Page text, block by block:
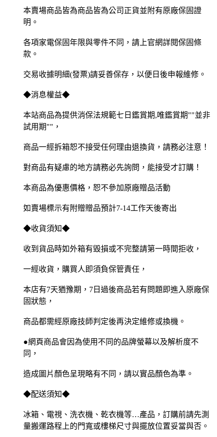
本賣場商品皆為商品皆為公司正貨並附有原廠保固證
明。
各項家電保固年限與零件不同，請上官網詳閱保固條
款。
交易收據明細(發票)請妥善保存，以便日後申報維修。
◆消息權益◆
本站商品為提供消保法規範七日鑑賞期,唯鑑賞期""並非
試用期""，
商品一經拆箱恕不接受任何理由退換貨，請務必注意！
對商品有疑慮的地方請務必先詢問，能接受才訂購！
本商品為優惠價格，恕不參加原廠贈品活動
如賣場標示有附贈贈品預計7-14工作天後寄出
◆收貨須知◆
收到貨品時如外箱有毀損或不完整請第一時間拒收，
一經收貨，購買人即須負保管責任，
本店有7天猶豫期，7日過後商品若有問題即進入原廠保
固狀態，
商品都需經原廠技師判定後再決定維修或換機。
●網頁商品會因為使用不同的品牌螢幕以及解析度不
同，
造成圖片顏色呈現略有不同，請以實品顏色為準。
◆配送須知◆
冰箱、電視、洗衣機、乾衣機等…產品，訂購前請先測
量搬運路程上的門寬或樓梯尺寸與擺放位置妥當與否。